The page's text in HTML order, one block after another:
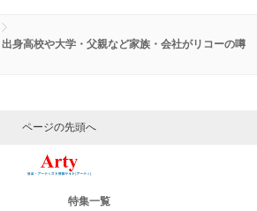
身高校や大学・父親など家族・会社がリコーの噂
ページの先頭へ
特集一覧